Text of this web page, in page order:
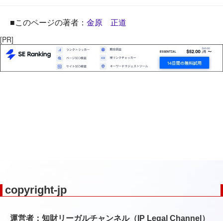
■このページの著者： 金原 正道
[PR]
copyright-jp
運営者：知財リーガルチャンネル（IP Legal Channel）